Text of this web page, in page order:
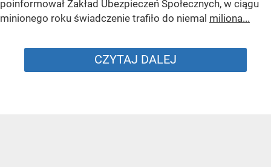
poinformował Zakład Ubezpieczeń Społecznych, w ciągu
minionego roku świadczenie trafiło do niemal miliona...
CZYTAJ DALEJ